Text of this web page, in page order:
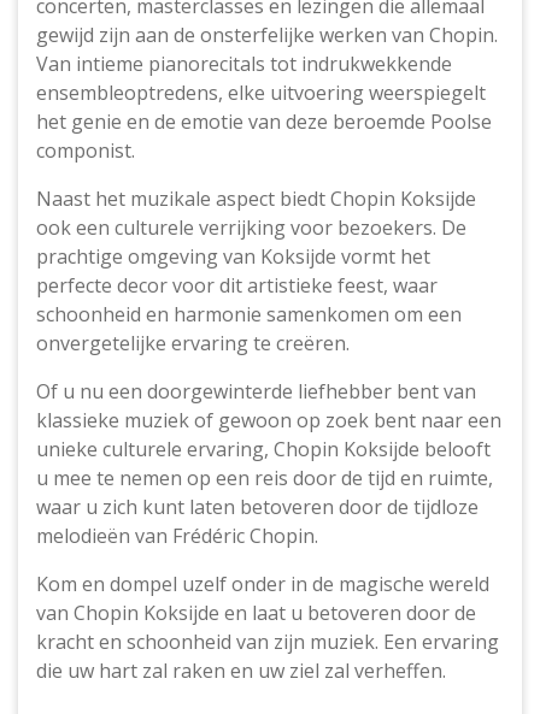
concerten, masterclasses en lezingen die allemaal
gewijd zijn aan de onsterfelijke werken van Chopin.
Van intieme pianorecitals tot indrukwekkende
ensembleoptredens, elke uitvoering weerspiegelt
het genie en de emotie van deze beroemde Poolse
componist.
Naast het muzikale aspect biedt Chopin Koksijde
ook een culturele verrijking voor bezoekers. De
prachtige omgeving van Koksijde vormt het
perfecte decor voor dit artistieke feest, waar
schoonheid en harmonie samenkomen om een
onvergetelijke ervaring te creëren.
Of u nu een doorgewinterde liefhebber bent van
klassieke muziek of gewoon op zoek bent naar een
unieke culturele ervaring, Chopin Koksijde belooft
u mee te nemen op een reis door de tijd en ruimte,
waar u zich kunt laten betoveren door de tijdloze
melodieën van Frédéric Chopin.
Kom en dompel uzelf onder in de magische wereld
van Chopin Koksijde en laat u betoveren door de
kracht en schoonheid van zijn muziek. Een ervaring
die uw hart zal raken en uw ziel zal verheffen.